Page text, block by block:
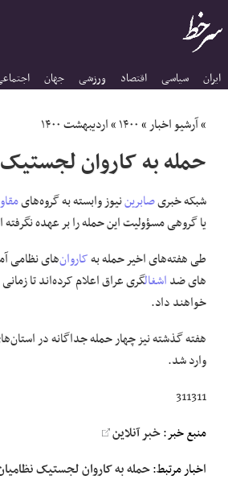
ایران سیاسی اقتصاد ورزشی جهان
»آرشیو اخبار»۱۴۰۰»اردیبهشت ۱۴۰۰
حمله به کاروان
شبکه خبریصابریننیوز وابسته به گروه‌های
یا گروهی مسؤولیت این حمله را بر عهده
طی هفته‌های اخیر حمله بهکاروان‌های نظامی
های ضداشغالگری عراق اعلام کرده‌اند تا
خواهند داد.
هفته گذشته نیز چهار حمله جداگانه در
وارد شد.
311311
منبع خبر:خبر آنلاین
اخبار مرتبط:حمله به کاروان لجستیک